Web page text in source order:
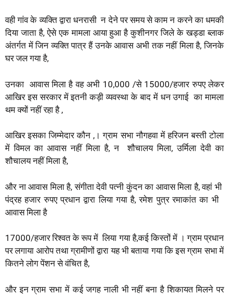
वही गांव के व्यक्ति द्वारा धनरासी न देने पर समय से काम न करने का धमकी
दिया जाता है, ऐसे एक मामला आया हुआ है कुशीनगर जिले के खड्डा ब्लाक
अंतर्गत में जिन व्यक्ति पात्र हैं उनके आवास अभी तक नहीं मिला है, जिनके
घर जल गया है,
उनका आवास मिला है वह अभी 10,000 /से 15000/हजार रुपए लेकर
आखिर इस सरकार में इतनी कड़ी व्यवस्था के बाद में धन उगाई का मामला
थम क्यों नहीं रहा है ,
आखिर इसका जिम्मेदार कौन ,। ग्राम सभा नौगहवा में हरिजन बस्ती टोला
में विमल का आवास नहीं मिला है, न शौचालय मिला, उर्मिला देवी का
शौचालय नहीं मिला है,
और ना आवास मिला है, संगीता देवी पत्नी कुंदन का आवास मिला है, वहां भी
पंद्रह हजार रुपए प्रधान द्वारा लिया गया है, रमेश पुत्र रमाकांत का भी
आवास मिला है
17000/हजार रिश्वत के रूप में लिया गया है,कई किस्तों में । ग्राम प्रधान
पर लगाया आरोप तथा ग्रामीणों द्वारा यह भी बताया गया कि इस ग्राम सभा में
कितने लोग पेंशन से वंचित है,
और इन ग्राम सभा में कई जगह नाली भी नहीं बना है शिकायत मिलने पर